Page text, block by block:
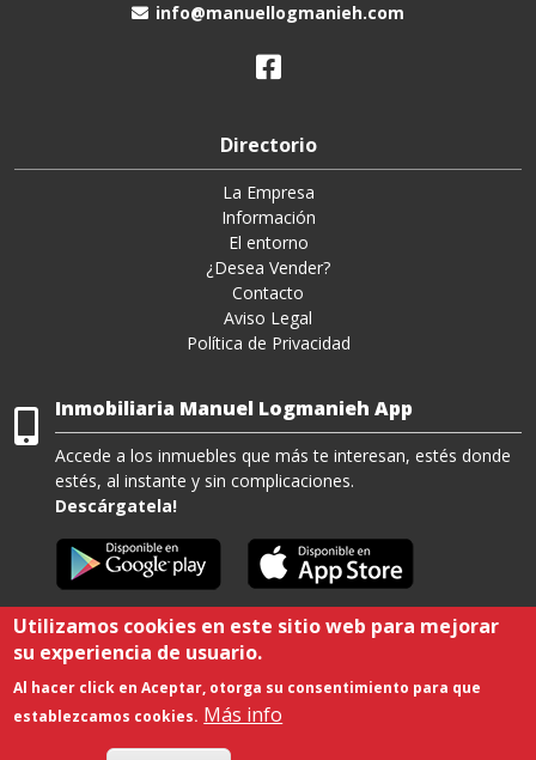
info@manuellogmanieh.com
Directorio
La Empresa
Información
El entorno
¿Desea Vender?
Contacto
Aviso Legal
Política de Privacidad
Inmobiliaria Manuel Logmanieh App
Accede a los inmuebles que más te interesan, estés donde
estés, al instante y sin complicaciones.
Descárgatela!
Viviendas en Residencial Pueblo Andaluz
Viviendas en Urbanización Playa
Serena Sur -Apartamentos en Roquetas de Mar
Utilizamos cookies en este sitio web para mejorar
su experiencia de usuario.
Al hacer click en Aceptar, otorga su consentimiento para que
establezcamos cookies. Más info